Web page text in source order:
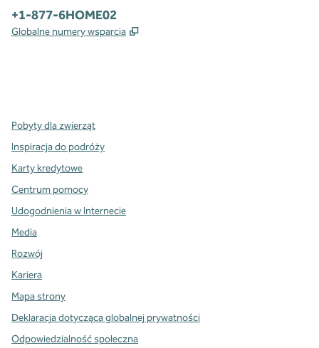
Telefon:
+1-877-6HOME02
Globalne numery wsparcia ,
Pobyty dla zwierząt
Inspiracja do podróży
Karty kredytowe
Centrum pomocy
Udogodnienia w Internecie
Media
Rozwój
Kariera
Mapa strony
Deklaracja dotycząca globalnej prywatności
Odpowiedzialność społeczna